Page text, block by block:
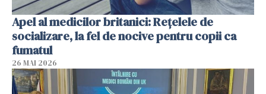
Apel al medicilor britanici: Reţelele de
socializare, la fel de nocive pentru copii ca
fumatul
26 MAI 2026